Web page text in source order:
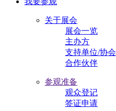
关于展会
展会一览
主办方
支持单位/协会
合作伙伴
参观准备
观众登记
签证申请